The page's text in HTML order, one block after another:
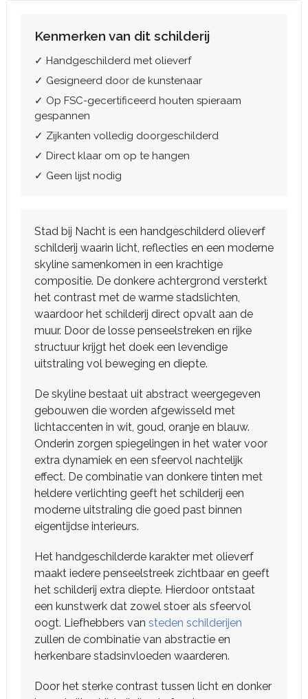
Kenmerken van dit schilderij
✓ Handgeschilderd met olieverf
✓ Gesigneerd door de kunstenaar
✓ Op FSC-gecertificeerd houten spieraam
gespannen
✓ Zijkanten volledig doorgeschilderd
✓ Direct klaar om op te hangen
✓ Geen lijst nodig
Stad bij Nacht is een handgeschilderd olieverf
schilderij waarin licht, reflecties en een moderne
skyline samenkomen in een krachtige
compositie. De donkere achtergrond versterkt
het contrast met de warme stadslichten,
waardoor het schilderij direct opvalt aan de
muur. Door de losse penseelstreken en rijke
structuur krijgt het doek een levendige
uitstraling vol beweging en diepte.
De skyline bestaat uit abstract weergegeven
gebouwen die worden afgewisseld met
lichtaccenten in wit, goud, oranje en blauw.
Onderin zorgen spiegelingen in het water voor
extra dynamiek en een sfeervol nachtelijk
effect. De combinatie van donkere tinten met
heldere verlichting geeft het schilderij een
moderne uitstraling die goed past binnen
eigentijdse interieurs.
Het handgeschilderde karakter met olieverf
maakt iedere penseelstreek zichtbaar en geeft
het schilderij extra diepte. Hierdoor ontstaat
een kunstwerk dat zowel stoer als sfeervol
oogt. Liefhebbers van steden schilderijen
zullen de combinatie van abstractie en
herkenbare stadsinvloeden waarderen.
Door het sterke contrast tussen licht en donker